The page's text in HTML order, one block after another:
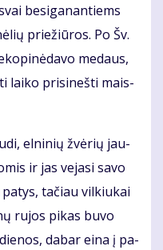
be­si­ga­nan­tiems
prie­žiū­ros. Po Šv.
me­daus,
lai­ko pri­si­neš­ti mais­
el­ni­nių žvė­rių jau­
ir jas ve­ja­si sa­vo
ta­čiau vil­kiu­kai
ru­jos pi­kas bu­vo
da­bar ei­na į pa­